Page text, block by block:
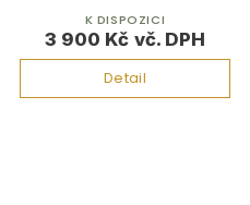
3 900 Kč
Detail
K DISPOZICI